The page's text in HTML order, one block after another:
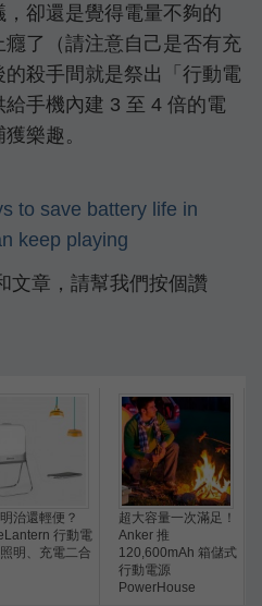
卻還是覺得電量不夠的
了（請注意自己是否有充
殺手間就是祭出「行動電
手機內建 3 至 4 倍的電
樂趣。
to save battery life in
keep playing
文章，請幫我們按個讚
治還輕便？
行動電
明、充電二合
超大容量一次滿足！
Anker 推
120,600mAh 箱儲式
行動電源
PowerHouse